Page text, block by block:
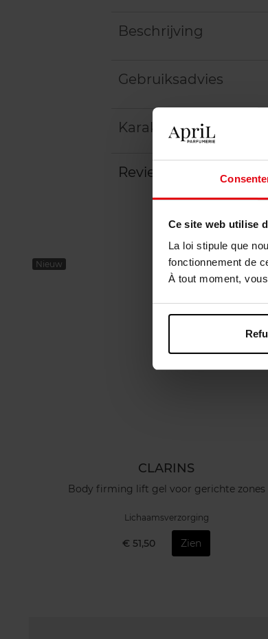
Ce site web utilise
La loi stipule que
fonctionnement de
À tout moment,
Beschrijving
Gebruiksadvies
Karakteristieken
Review Beleid inzake
Nieuw
CLARINS
Body firming lift gel voor gerichte zones
Lichaamsverzorging
€ 51,50 Zien